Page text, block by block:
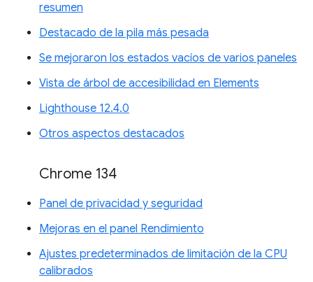
resumen
Destacado de la pila más pesada
Se mejoraron los estados vacíos de varios paneles
Vista de árbol de accesibilidad en Elements
Lighthouse 12.4.0
Otros aspectos destacados
Chrome 134
Panel de privacidad y seguridad
Mejoras en el panel Rendimiento
Ajustes predeterminados de limitación de la CPU
calibrados